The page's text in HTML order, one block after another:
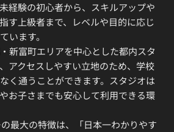
経験の初心者から、スキルアップや
す上級者まで、レベルや目的に応じ
います。
新富町エリアを中心とした都内スタ
アクセスしやすい立地のため、学校
く通うことができます。スタジオは
お子さまでも安心して利用できる環
最大の特徴は、「日本一わかりやす